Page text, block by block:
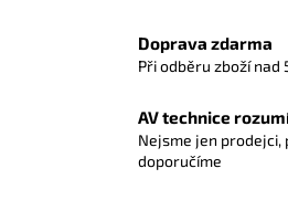
Doprava zdarma
Při odběru zboží nad
AV technice
Nejsme jen prodejci,
doporučíme